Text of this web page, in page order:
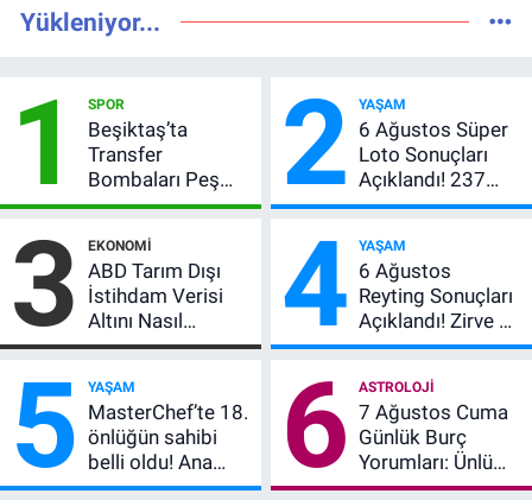
Yükleniyor...
1 SPOR
Beşiktaş’ta
Transfer
Bombaları Peş
Peşe! Adalı
Açıkladı, 5 Yıldız
Daha Listede
2 YAŞAM
6 Ağustos Süper
Loto Sonuçları
Açıklandı! 237
Milyon TL’lik
3 EKONOMI
ABD Tarım Dışı
İstihdam Verisi
Altını Nasıl
Etkiler? Çok Basit
4 YAŞAM
6 Ağustos
Reyting Sonuçları
Açıklandı! Zirve El
Değiştirdi:
MasterChef'i
Geride Bıraktı
5 YAŞAM
MasterChef’te 18.
önlüğün sahibi
belli oldu! Ana
kadroya giren
6 ASTROLOJI
7 Ağustos Cuma
Günlük Burç
Yorumları: Ünlü
Astrologlara Göre